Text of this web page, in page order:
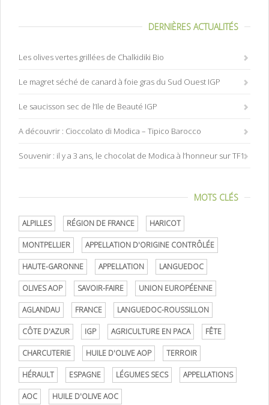
DERNIÈRES ACTUALITÉS
Les olives vertes grillées de Chalkidiki Bio
Le magret séché de canard à foie gras du Sud Ouest IGP
Le saucisson sec de l’Ile de Beauté IGP
A découvrir : Cioccolato di Modica – Tipico Barocco
Souvenir : il y a 3 ans, le chocolat de Modica à l’honneur sur TF1
MOTS CLÉS
ALPILLES RÉGION DE FRANCE HARICOT
MONTPELLIER APPELLATION D'ORIGINE CONTRÔLÉE
HAUTE-GARONNE APPELLATION LANGUEDOC
OLIVES AOP SAVOIR-FAIRE UNION EUROPÉENNE
AGLANDAU FRANCE LANGUEDOC-ROUSSILLON
CÔTE D'AZUR IGP AGRICULTURE EN PACA FÊTE
CHARCUTERIE HUILE D'OLIVE AOP TERROIR
HÉRAULT ESPAGNE LÉGUMES SECS APPELLATIONS
AOC HUILE D'OLIVE AOC